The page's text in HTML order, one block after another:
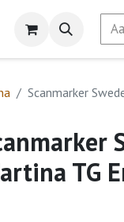
Scanmarker
TG